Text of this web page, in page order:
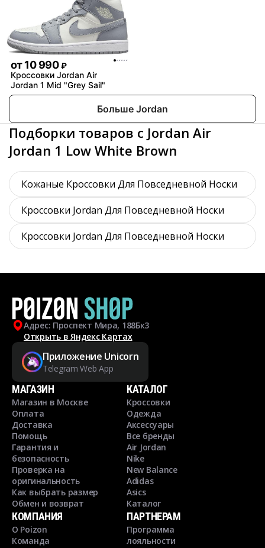
от10 990 ₽
Кроссовки Jordan Air
Jordan 1 Mid "Grey Sail"
Больше Jordan
Подборки товаров с Jordan Air
Jordan 1 Low White Brown
Кожаные Кроссовки Для Повседневной Носки
Кроссовки Jordan Для Повседневной Носки
Кроссовки Jordan Для Повседневной Носки
Адрес: Проспект Мира, 188Бк3
Открыть в Яндекс Картах
Приложение Unicorn
Telegram Web App
МАГАЗИН
Магазин в Москве
Оплата
Доставка
Помощь
Гарантия и
безопасность
Проверка на
оригинальность
Как выбрать размер
Обмен и возврат
КАТАЛОГ
Кроссовки
Одежда
Аксессуары
Все бренды
Air Jordan
Nike
New Balance
Adidas
Asics
Каталог
КОМПАНИЯ
О Poizon
Команда
ПАРТНЕРАМ
Программа
лояльности